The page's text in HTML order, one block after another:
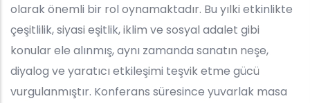
olarak önemli bir rol oynamaktadır. Bu yılki etkinlikte
çeşitlilik, siyasi eşitlik, iklim ve sosyal adalet gibi
konular ele alınmış, aynı zamanda sanatın neşe,
diyalog ve yaratıcı etkileşimi teşvik etme gücü
vurgulanmıştır. Konferans süresince yuvarlak masa